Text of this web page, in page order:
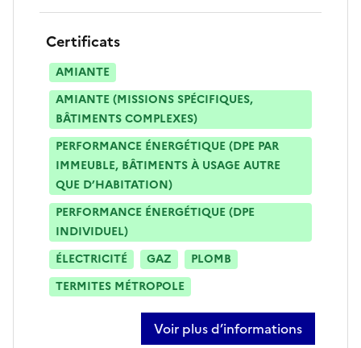
Certificats
AMIANTE
AMIANTE (MISSIONS SPÉCIFIQUES,
BÂTIMENTS COMPLEXES)
PERFORMANCE ÉNERGÉTIQUE (DPE PAR
IMMEUBLE, BÂTIMENTS À USAGE AUTRE
QUE D’HABITATION)
PERFORMANCE ÉNERGÉTIQUE (DPE
INDIVIDUEL)
ÉLECTRICITÉ
GAZ
PLOMB
TERMITES MÉTROPOLE
Voir plus d’informations
sur rochdi bouji